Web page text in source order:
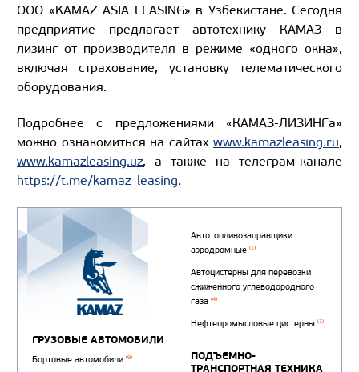
ООО «KAMAZ ASIA LEASING» в Узбекистане. Сегодня
предприятие предлагает автотехнику КАМАЗ в
лизинг от производителя в режиме «одного окна»,
включая страхование, установку телематического
оборудования.
Подробнее с предложениями «КАМАЗ-ЛИЗИНГа»
можно ознакомиться на сайтах www.kamazleasing.ru,
www.kamazleasing.uz, а также на телеграм-канале
https://t.me/kamaz_leasing.